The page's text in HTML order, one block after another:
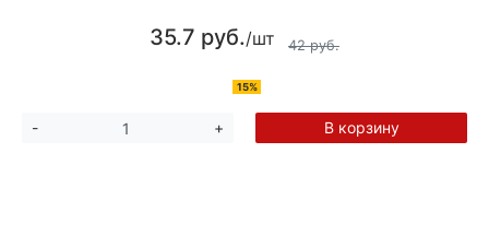
35.7 руб./шт 42 руб.
15%
- + В корзину